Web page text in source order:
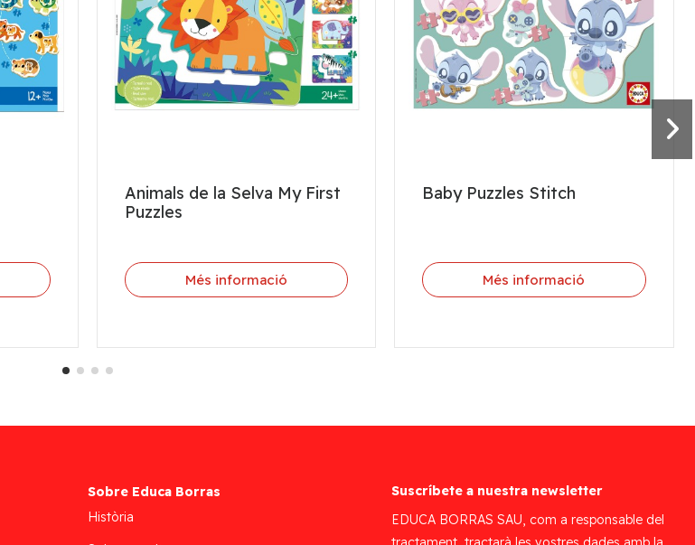
Animals de la Selva My First
Puzzles
Més informació
Baby Puzzles Stitch
Més informació
Sobre Educa Borras
Història
Suscríbete a nuestra newsletter
EDUCA BORRAS SAU, com a responsable del